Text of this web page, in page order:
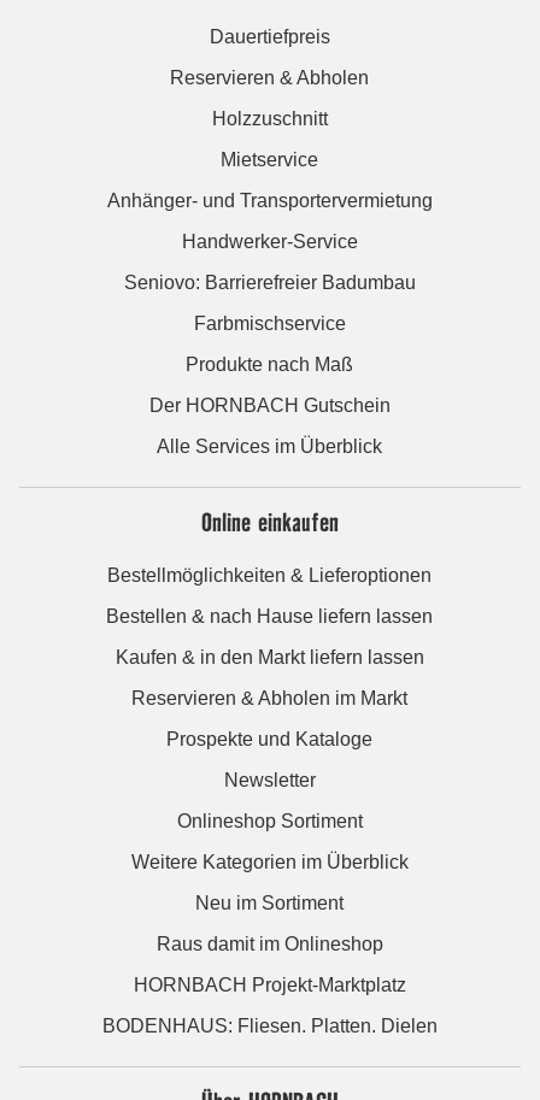
Dauertiefpreis
Reservieren & Abholen
Holzzuschnitt
Mietservice
Anhänger- und Transportervermietung
Handwerker-Service
Seniovo: Barrierefreier Badumbau
Farbmischservice
Produkte nach Maß
Der HORNBACH Gutschein
Alle Services im Überblick
Online einkaufen
Bestellmöglichkeiten & Lieferoptionen
Bestellen & nach Hause liefern lassen
Kaufen & in den Markt liefern lassen
Reservieren & Abholen im Markt
Prospekte und Kataloge
Newsletter
Onlineshop Sortiment
Weitere Kategorien im Überblick
Neu im Sortiment
Raus damit im Onlineshop
HORNBACH Projekt-Marktplatz
BODENHAUS: Fliesen. Platten. Dielen